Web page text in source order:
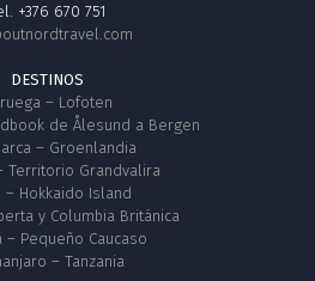
+376 670 751
DESTINOS
– Lofoten
de Ålesund a Bergen
– Groenlandia
Territorio Grandvalira
– Hokkaido Island
y Columbia Británica
– Pequeño Caucaso
– Tanzania